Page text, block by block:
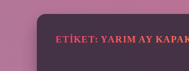
ETIKET: YARIM AY